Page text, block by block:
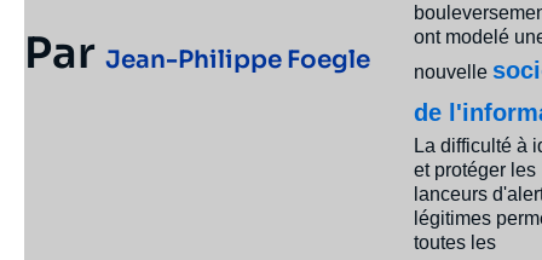
Par Jean-Philippe Foegle
ont modelé
nouvelle
de
La difficulté à
et protéger les
lanceurs
légitimes
toutes les